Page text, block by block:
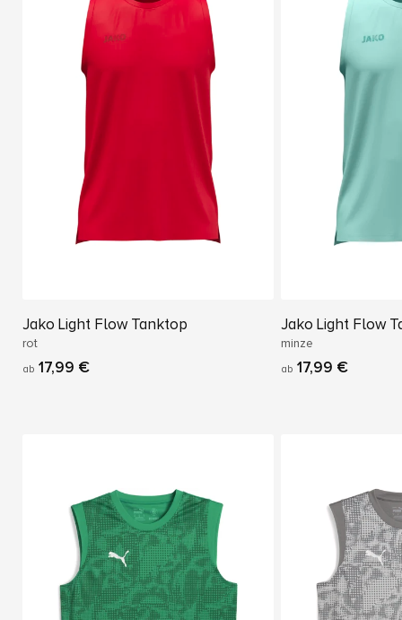
Jako Light Flow Tanktop
rot
ab 17,99 €
Jako Light Flow
minze
ab 17,99 €